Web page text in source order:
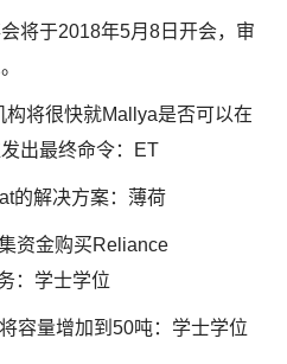
将于2018年5月8日开会，审
将很快就Mallya是否可以在
出最终命令：ET
的解决方案：薄荷
资金购买Reliance
：学士学位
容量增加到50吨：学士学位